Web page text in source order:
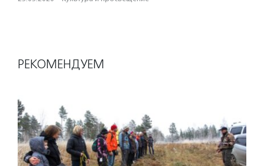
РЕКОМЕНДУЕМ